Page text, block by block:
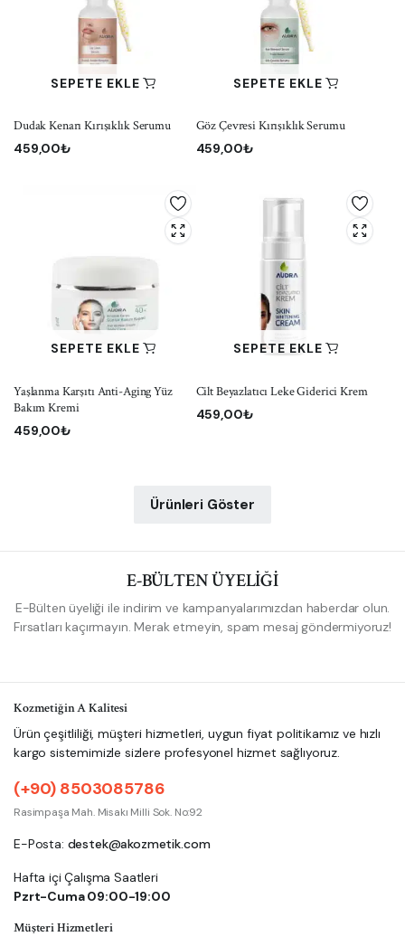
SEPETE EKLE
Dudak Kenarı Kırışıklık Serumu
459,00₺
SEPETE EKLE
Göz Çevresi Kırışıklık Serumu
459,00₺
SEPETE EKLE
Yaşlanma Karşıtı Anti-Aging Yüz
Bakım Kremi
459,00₺
SEPETE EKLE
Cilt Beyazlatıcı Leke Giderici Krem
459,00₺
Ürünleri Göster
E-BÜLTEN ÜYELİĞİ
E-Bülten üyeliği ile indirim ve kampanyalarımızdan haberdar olun.
Fırsatları kaçırmayın. Merak etmeyin, spam mesaj göndermiyoruz!
Kozmetiğin A Kalitesi
Ürün çeşitliliği, müşteri hizmetleri, uygun fiyat politikamız ve hızlı
kargo sistemimizle sizlere profesyonel hizmet sağlıyoruz.
(+90) 8503085786
Rasimpaşa Mah. Misakı Milli Sok. No:92
E-Posta: destek@akozmetik.com
Hafta içi Çalışma Saatleri
Pzrt-Cuma 09:00-19:00
Müşteri Hizmetleri